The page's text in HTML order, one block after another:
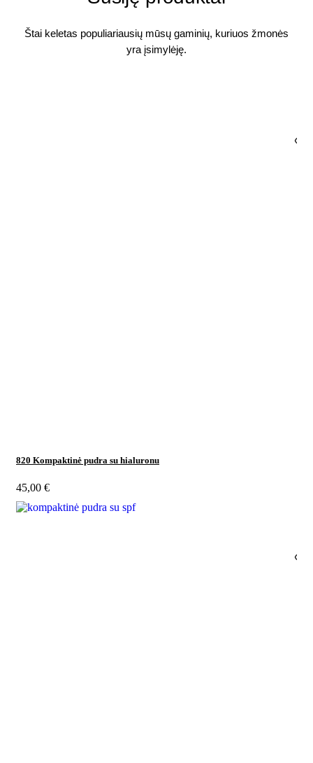
Štai keletas populiariausių mūsų gaminių, kuriuos žmonės
yra įsimylėję.
820 Kompaktinė pudra su hialuronu
45,00 €